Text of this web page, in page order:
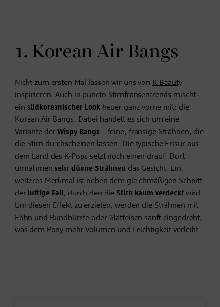
1. Korean Air Bangs
Nicht zum ersten Mal lassen wir uns von K-Beauty
inspirieren. Auch in puncto Stirnfransentrends mischt
ein südkoreanischer Look heuer ganz vorne mit: die
Korean Air Bangs. Dabei handelt es sich um eine
Variante der Wispy Bangs – feine, fransige Strähnen, die
die Stirn durchscheinen lassen. Die typische Frisur aus
dem Land des K-Pops setzt noch einen drauf: Dort
umrahmen sehr dünne Strähnen das Gesicht. Ein
weiteres Merkmal ist neben dem gleichmäßigen Schnitt
der luftige Fall, durch den die Stirn kaum verdeckt wird.
Um diesen Effekt zu erzielen, werden die Strähnen mit
Föhn und Rundbürste oder Glätteisen sanft eingedreht,
was dem Pony mehr Volumen und Leichtigkeit verleiht.